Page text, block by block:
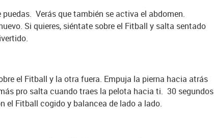
Verás que también se activa el abdomen.
Si quieres, siéntate sobre el Fitball y salta sentado
el Fitball y la otra fuera. Empuja la pierna hacia atrás
pro salta cuando traes la pelota hacia ti. 30 segundos
el Fitball cogido y balancea de lado a lado.